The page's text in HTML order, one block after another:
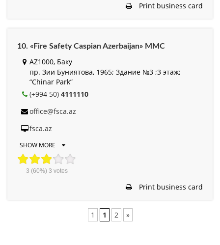
Print business card
10. «Fire Safety Caspian Azerbaijan» MMC
AZ1000, Баку
пр. Зии Буниятова, 1965; Здание №3 ;3 этаж;
“Chinar Park”
(+994 50) 4111110
office@fsca.az
fsca.az
SHOW MORE
3 (60%) 3 votes
Print business card
1 1 2 »